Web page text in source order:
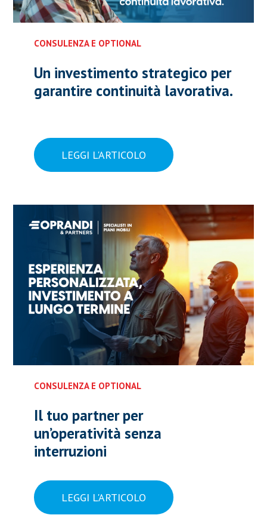
CONSULENZA E OPTIONAL
Un investimento strategico per
garantire continuità lavorativa.
LEGGI L'ARTICOLO
CONSULENZA E OPTIONAL
Il tuo partner per
un’operatività senza
interruzioni
LEGGI L'ARTICOLO